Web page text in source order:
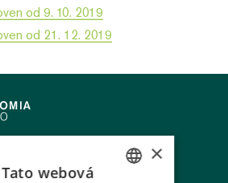
od 9. 10. 2019
od 21. 12. 2019
LINE - Likvidace škod
×
Tato webová